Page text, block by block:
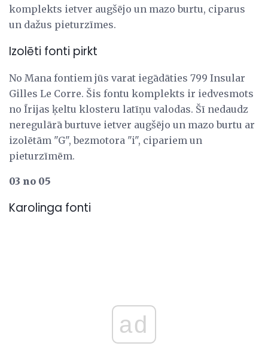
komplekts ietver augšējo un mazo burtu, ciparus
un dažus pieturzīmes.
Izolēti fonti pirkt
No Mana fontiem jūs varat iegādāties 799 Insular
Gilles Le Corre. Šis fontu komplekts ir iedvesmots
no Īrijas ķeltu klosteru latīņu valodas. Šī nedaudz
neregulārā burtuve ietver augšējo un mazo burtu ar
izolētām "G", bezmotora "i", cipariem un
pieturzīmēm.
03 no 05
Karolinga fonti
ad